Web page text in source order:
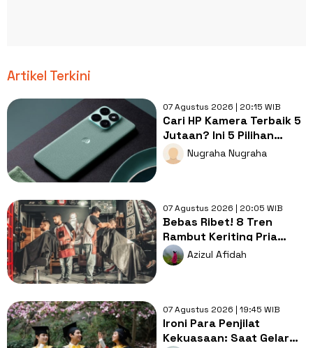
Artikel Terkini
07 Agustus 2026 | 20:15 WIB
Cari HP Kamera Terbaik 5
Jutaan? Ini 5 Pilihan
dengan Foto Paling Tajam
Nugraha Nugraha
07 Agustus 2026 | 20:05 WIB
Bebas Ribet! 8 Tren
Rambut Keriting Pria
untuk Wajah Kotak yang
Gampang Ditata
Azizul Afidah
07 Agustus 2026 | 19:45 WIB
Ironi Para Penjilat
Kekuasaan: Saat Gelar